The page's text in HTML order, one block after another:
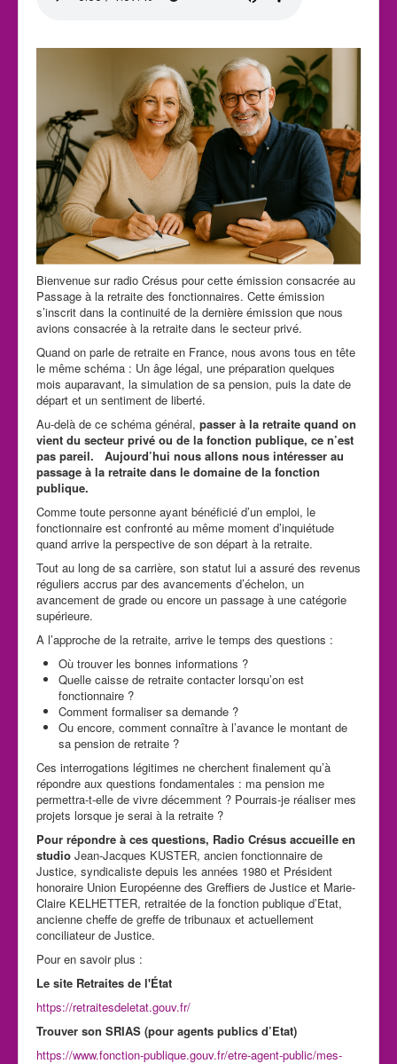
Bienvenue sur radio Crésus pour cette émission consacrée au
Passage à la retraite des fonctionnaires. Cette émission
s’inscrit dans la continuité de la dernière émission que nous
avions consacrée à la retraite dans le secteur privé.
Quand on parle de retraite en France, nous avons tous en tête
le même schéma : Un âge légal, une préparation quelques
mois auparavant, la simulation de sa pension, puis la date de
départ et un sentiment de liberté.
Au-delà de ce schéma général, passer à la retraite quand on
vient du secteur privé ou de la fonction publique, ce n’est
pas pareil. Aujourd’hui nous allons nous intéresser au
passage à la retraite dans le domaine de la fonction
publique.
Comme toute personne ayant bénéficié d’un emploi, le
fonctionnaire est confronté au même moment d’inquiétude
quand arrive la perspective de son départ à la retraite.
Tout au long de sa carrière, son statut lui a assuré des revenus
réguliers accrus par des avancements d’échelon, un
avancement de grade ou encore un passage à une catégorie
supérieure.
A l’approche de la retraite, arrive le temps des questions :
Où trouver les bonnes informations ?
Quelle caisse de retraite contacter lorsqu’on est
fonctionnaire ?
Comment formaliser sa demande ?
Ou encore, comment connaître à l’avance le montant de
sa pension de retraite ?
Ces interrogations légitimes ne cherchent finalement qu’à
répondre aux questions fondamentales : ma pension me
permettra-t-elle de vivre décemment ? Pourrais-je réaliser mes
projets lorsque je serai à la retraite ?
Pour répondre à ces questions, Radio Crésus accueille en
studio Jean-Jacques KUSTER, ancien fonctionnaire de
Justice, syndicaliste depuis les années 1980 et Président
honoraire Union Européenne des Greffiers de Justice et Marie-
Claire KELHETTER, retraitée de la fonction publique d’Etat,
ancienne cheffe de greffe de tribunaux et actuellement
conciliateur de Justice.
Pour en savoir plus :
Le site Retraites de l'État
https://retraitesdeletat.gouv.fr/
Trouver son SRIAS (pour agents publics d’Etat)
https://www.fonction-publique.gouv.fr/etre-agent-public/mes-